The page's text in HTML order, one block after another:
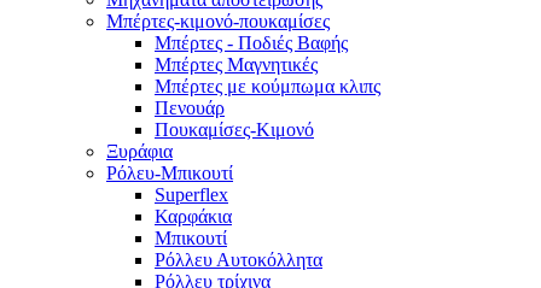
Μπέρτες-κιμονό-πουκαμίσες
Μπέρτες - Ποδιές Βαφής
Μπέρτες Μαγνητικές
Μπέρτες με κούμπωμα κλιπς
Πενουάρ
Πουκαμίσες-Κιμονό
Ξυράφια
Ρόλευ-Μπικουτί
Superflex
Καρφάκια
Μπικουτί
Ρόλλευ Αυτοκόλλητα
Ρόλλευ τρίχινα